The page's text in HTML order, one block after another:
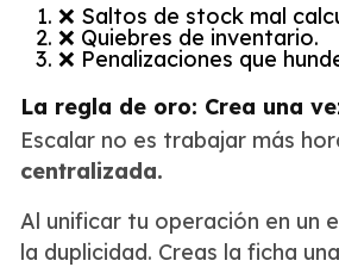
❌ Saltos de stock mal
❌ Quiebres de inventario.
❌ Penalizaciones que
La regla de oro: Crea una
Escalar no es trabajar más
centralizada.
Al unificar tu operación en un
la duplicidad. Creas la ficha